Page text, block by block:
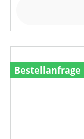
Bestellanfrage